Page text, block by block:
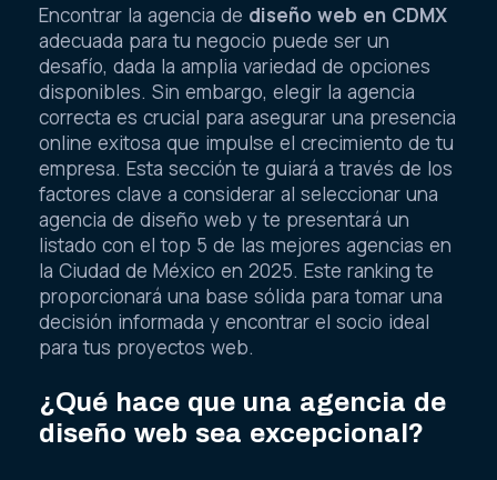
Encontrar la agencia de diseño web en CDMX
adecuada para tu negocio puede ser un
desafío, dada la amplia variedad de opciones
disponibles. Sin embargo, elegir la agencia
correcta es crucial para asegurar una presencia
online exitosa que impulse el crecimiento de tu
empresa. Esta sección te guiará a través de los
factores clave a considerar al seleccionar una
agencia de diseño web y te presentará un
listado con el top 5 de las mejores agencias en
la Ciudad de México en 2025. Este ranking te
proporcionará una base sólida para tomar una
decisión informada y encontrar el socio ideal
para tus proyectos web.
¿Qué hace que una agencia de
diseño web sea excepcional?